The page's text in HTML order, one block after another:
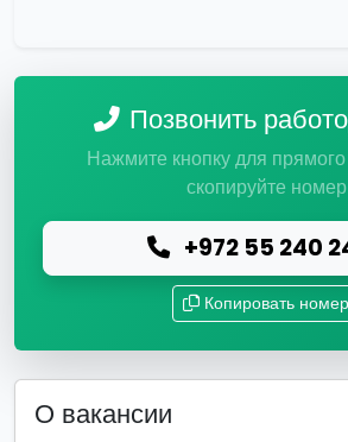
Позвонить
Нажмите кнопку для
скопируйте номер
+972 55 240
Копировать номер
О вакансии